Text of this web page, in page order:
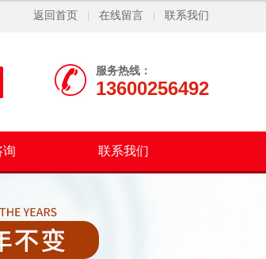
返回首页 在线留言 联系我们
服务热线：
13600256492
询 联系我们